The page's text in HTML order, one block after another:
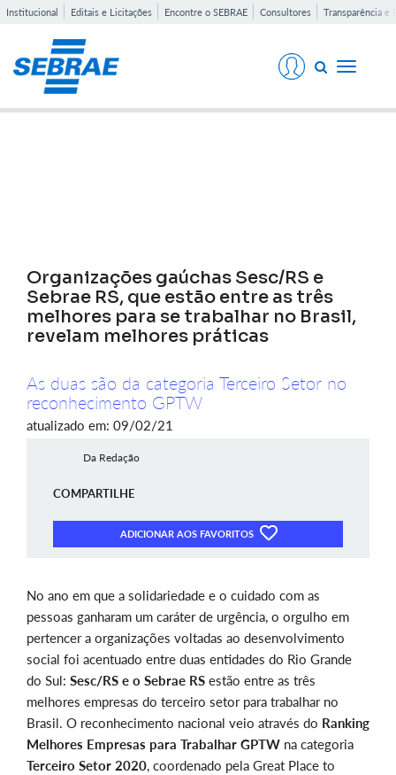
Institucional Editais e Licitações Encontre o SEBRAE Consultores Transparência e
Toggle
Organizações gaúchas Sesc/RS e
Sebrae RS, que estão entre as três
melhores para se trabalhar no Brasil,
revelam melhores práticas
As duas são da categoria Terceiro Setor no
reconhecimento GPTW
atualizado em: 09/02/21
Da Redação
COMPARTILHE
ADICIONAR AOS FAVORITOS
No ano em que a solidariedade e o cuidado com as
pessoas ganharam um caráter de urgência, o orgulho em
pertencer a organizações voltadas ao desenvolvimento
social foi acentuado entre duas entidades do Rio Grande
do Sul: Sesc/RS e o Sebrae RS estão entre as três
melhores empresas do terceiro setor para trabalhar no
Brasil. O reconhecimento nacional veio através do Ranking
Melhores Empresas para Trabalhar GPTW na categoria
Terceiro Setor 2020, coordenado pela Great Place to